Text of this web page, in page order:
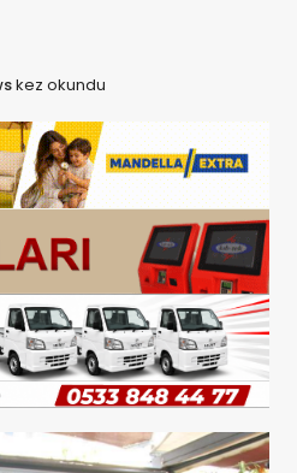
kez okundu